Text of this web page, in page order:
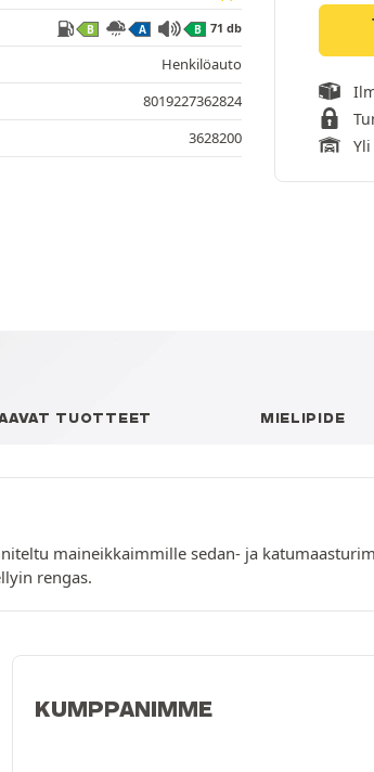
B A B 71 db
Henkilöauto
8019227362824
3628200
TUOTTEET MIELIPIDE
maineikkaimmille sedan- ja
rengas.
KUMPPANIMME